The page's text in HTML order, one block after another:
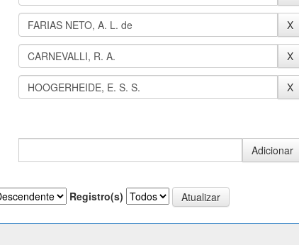
Registro(s)